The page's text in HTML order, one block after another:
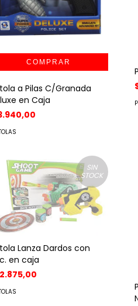
a Pilas C/Granada
en Caja
SIN
STOCK
Lanza Dardos con
en caja